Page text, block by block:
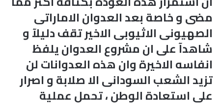
مضى و خاصة بعد العدوان الاماراتى
الصهيونى الاثيوبى الاخير تقف دليلآ و
شاهدآ على ان مشروع العدوان يلفظ
انفاسه الاخيرة وان هذه العدوانات لن
تزيد الشعب السودانى الا صلابة و اصرار
على استعادة الوطن ، تحمل عملية